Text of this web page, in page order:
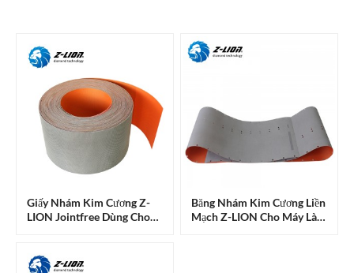
Giấy Nhám Kim Cương Z-
LION Jointfree Dùng Cho
Băng Nhám Kim Cương Liền
Mạch Z-LION Cho Máy Làm